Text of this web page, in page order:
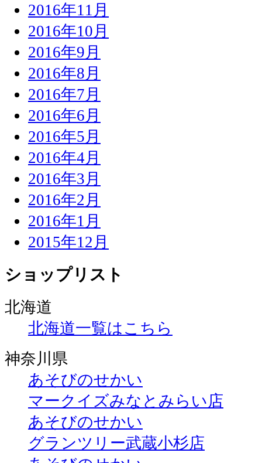
2016年11月
2016年10月
2016年9月
2016年8月
2016年7月
2016年6月
2016年5月
2016年4月
2016年3月
2016年2月
2016年1月
2015年12月
ショップリスト
北海道
北海道一覧はこちら
神奈川県
あそびのせかい
マークイズみなとみらい店
あそびのせかい
グランツリー武蔵小杉店